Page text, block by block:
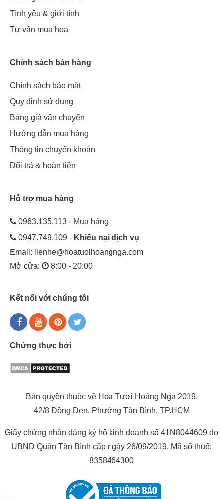
Tình yêu & giới tính
Tư vấn mua hoa
Chính sách bán hàng
Chính sách bảo mật
Quy định sử dụng
Bảng giá vận chuyển
Hướng dẫn mua hàng
Thông tin chuyển khoản
Đổi trả & hoàn tiền
Hỗ trợ mua hàng
0963.135.113 - Mua hàng
0947.749.109 - Khiếu nại dịch vụ
Email: lienhe@hoatuoihoangnga.com
Mở cửa:
8:00 - 20:00
Kết nối với chúng tôi
Chứng thực bởi
Bản quyền thuộc về Hoa Tươi Hoàng Nga 2019.
42/8 Đồng Đen, Phường Tân Bình, TP.HCM
Giấy chứng nhận đăng ký hộ kinh doanh số 41N8044609 do
UBND Quận Tân Bình cấp ngày 26/09/2019. Mã số thuế:
8358464300